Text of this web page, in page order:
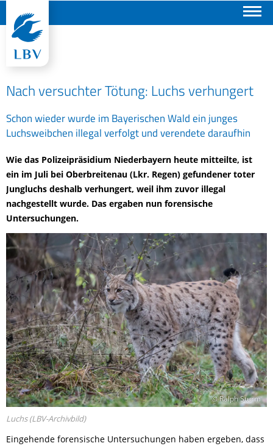
Nach versuchter Tötung: Luchs verhungert
Schon wieder wurde im Bayerischen Wald ein junges
Luchsweibchen illegal verfolgt und verendete daraufhin
Wie das Polizeipräsidium Niederbayern heute mitteilte, ist
ein im Juli bei Oberbreitenau (Lkr. Regen) gefundener toter
Jungluchs deshalb verhungert, weil ihm zuvor illegal
nachgestellt wurde. Das ergaben nun forensische
Untersuchungen.
© Ralph Sturm
Luchs (LBV-Archivbild)
Eingehende forensische Untersuchungen haben ergeben, dass